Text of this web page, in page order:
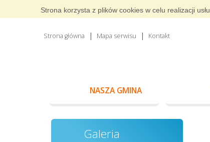
Strona korzysta z plików cookies w celu realizacji
Strona główna Mapa serwisu Kontakt
NASZA GMINA
Galeria